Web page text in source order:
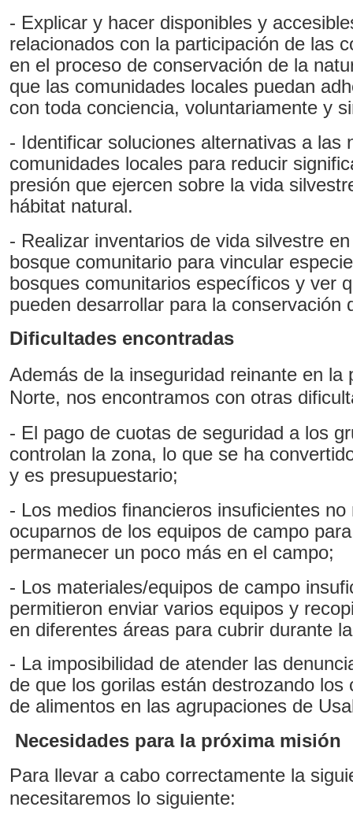
- Explicar y hacer disponibles y
relacionados con la participación de las
en el proceso de conservación de la
que las comunidades locales puedan
con toda conciencia, voluntariamente y
- Identificar soluciones alternativas a las
comunidades locales para reducir
presión que ejercen sobre la vida
hábitat natural.
- Realizar inventarios de vida silvestre
bosque comunitario para vincular
bosques comunitarios específicos y ver
pueden desarrollar para la conservación
Dificultades encontradas
Además de la inseguridad reinante en la
Norte, nos encontramos con otras
- El pago de cuotas de seguridad a los
controlan la zona, lo que se ha
y es presupuestario;
- Los medios financieros insuficientes no
ocuparnos de los equipos de campo
permanecer un poco más en el campo;
- Los materiales/equipos de campo
permitieron enviar varios equipos y
en diferentes áreas para cubrir durante
- La imposibilidad de atender las
de que los gorilas están destrozando los
de alimentos en las agrupaciones de
Necesidades para la próxima misión
Para llevar a cabo correctamente la
necesitaremos lo siguiente: